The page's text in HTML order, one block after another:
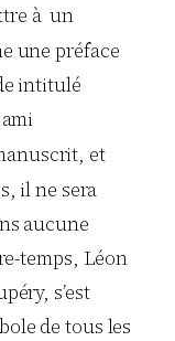
à un
une préface
intitulé
et
il ne sera
aucune
temps, Léon
s’est
de tous les